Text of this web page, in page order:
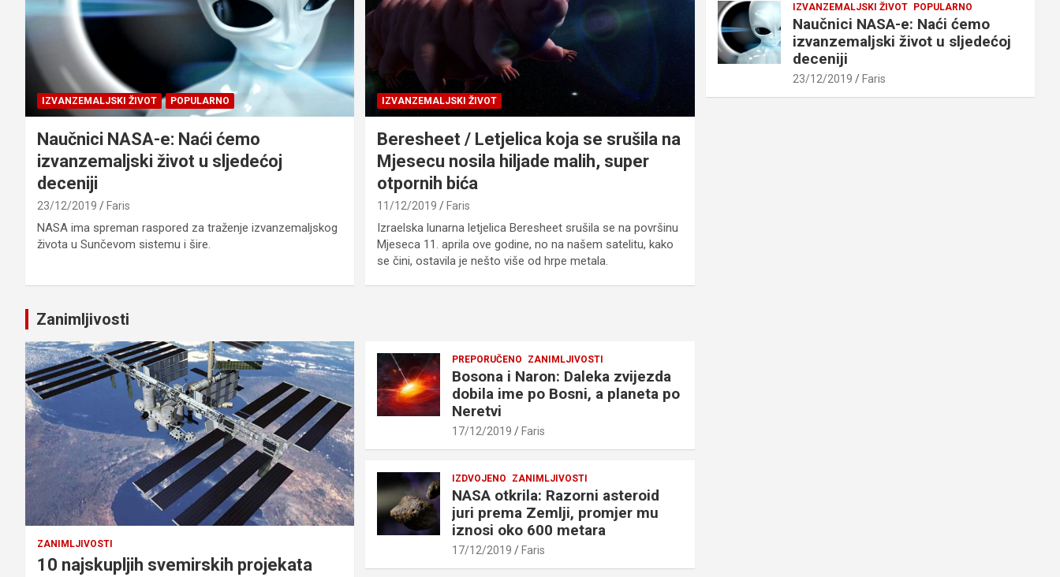
IZVANZEMALJSKI ŽIVOT POPULARNO
Naučnici NASA-e: Naći ćemo
izvanzemaljski život u sljedećoj
deceniji
23/12/2019 Faris
NASA ima spreman raspored za traženje izvanzemaljskog
života u Sunčevom sistemu i šire.
IZVANZEMALJSKI ŽIVOT
Beresheet / Letjelica koja se srušila na
Mjesecu nosila hiljade malih, super
otpornih bića
11/12/2019 Faris
Izraelska lunarna letjelica Beresheet srušila se na površinu
Mjeseca 11. aprila ove godine, no na našem satelitu, kako
se čini, ostavila je nešto više od hrpe metala.
Zanimljivosti
ZANIMLJIVOSTI
10 najskupljih svemirskih projekata
PREPORUČENO ZANIMLJIVOSTI
Bosona i Naron: Daleka zvijezda
dobila ime po Bosni, a planeta po
Neretvi
17/12/2019 Faris
IZDVOJENO ZANIMLJIVOSTI
NASA otkrila: Razorni asteroid
juri prema Zemlji, promjer mu
iznosi oko 600 metara
17/12/2019 Faris
IZVANZEMALJSKI ŽIVOT POPULARNO
Naučnici NASA-e: Naći ćemo
izvanzemaljski život u sljedećoj
deceniji
23/12/2019 Faris